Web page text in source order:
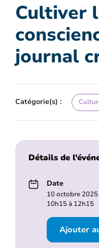
Cultiver
journal
Catégorie(s) :
Détails de
Date
10 octobre 2025
10h15 à 12h15
Ajouter